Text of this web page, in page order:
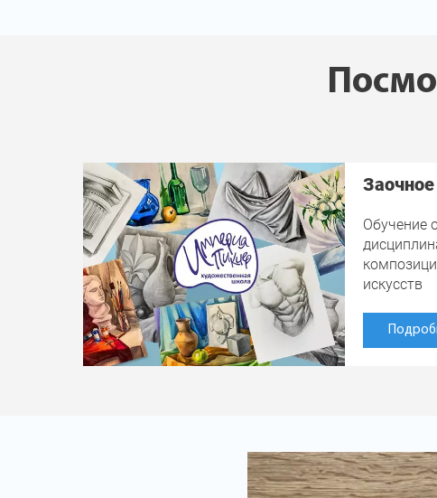
Обучение
искусств